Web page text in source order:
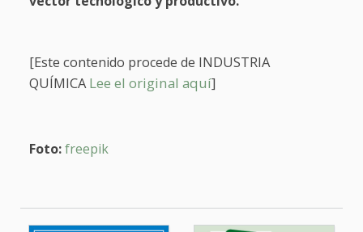
[Este contenido procede de INDUSTRIA
QUÍMICA Lee el original aquí]
Foto:freepik